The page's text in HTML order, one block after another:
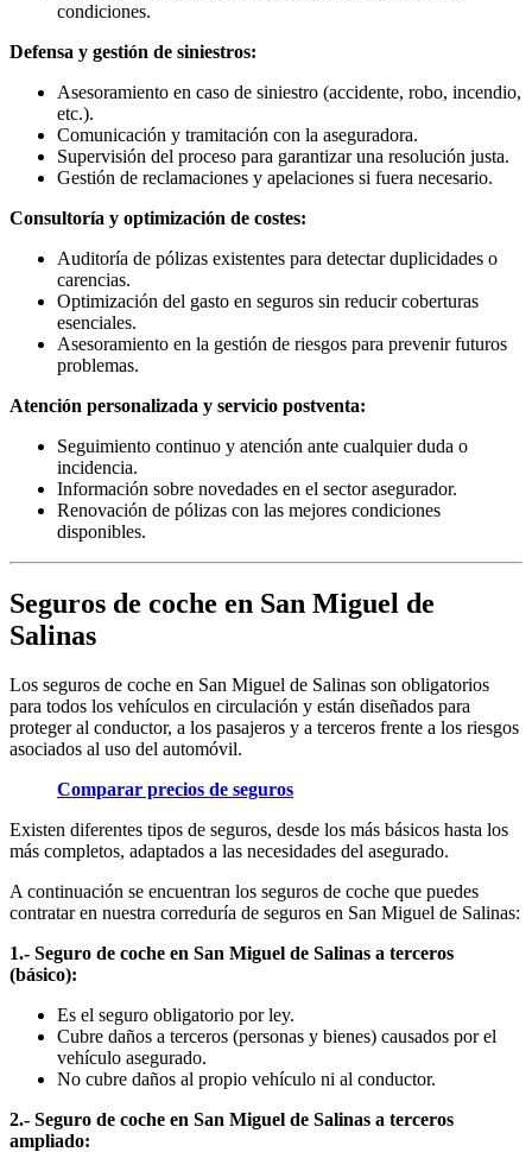
condiciones.
Defensa y gestión de siniestros:
Asesoramiento en caso de siniestro (accidente, robo, incendio,
etc.).
Comunicación y tramitación con la aseguradora.
Supervisión del proceso para garantizar una resolución justa.
Gestión de reclamaciones y apelaciones si fuera necesario.
Consultoría y optimización de costes:
Auditoría de pólizas existentes para detectar duplicidades o
carencias.
Optimización del gasto en seguros sin reducir coberturas
esenciales.
Asesoramiento en la gestión de riesgos para prevenir futuros
problemas.
Atención personalizada y servicio postventa:
Seguimiento continuo y atención ante cualquier duda o
incidencia.
Información sobre novedades en el sector asegurador.
Renovación de pólizas con las mejores condiciones
disponibles.
Seguros de coche en San Miguel de
Salinas
Los seguros de coche en San Miguel de Salinas son obligatorios
para todos los vehículos en circulación y están diseñados para
proteger al conductor, a los pasajeros y a terceros frente a los riesgos
asociados al uso del automóvil.
Comparar precios de seguros
Existen diferentes tipos de seguros, desde los más básicos hasta los
más completos, adaptados a las necesidades del asegurado.
A continuación se encuentran los seguros de coche que puedes
contratar en nuestra correduría de seguros en San Miguel de Salinas:
1.- Seguro de coche en San Miguel de Salinas a terceros
(básico):
Es el seguro obligatorio por ley.
Cubre daños a terceros (personas y bienes) causados por el
vehículo asegurado.
No cubre daños al propio vehículo ni al conductor.
2.- Seguro de coche en San Miguel de Salinas a terceros
ampliado: